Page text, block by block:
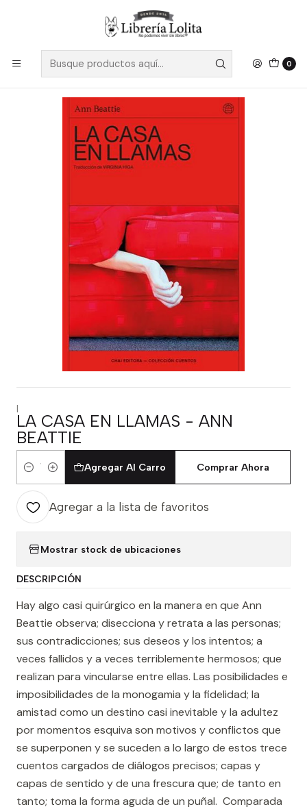
0
Despacho a todo Chile
La Casa En Llamas - Ann Beattie
|
LA CASA EN LLAMAS - ANN
BEATTIE
Cantidad
Agregar Al Carro Comprar Ahora
Agregar a la lista de favoritos
Mostrar stock de ubicaciones
DESCRIPCIÓN
Hay algo casi quirúrgico en la manera en que Ann
Beattie observa; disecciona y retrata a las personas;
sus contradicciones; sus deseos y los intentos; a
veces fallidos y a veces terriblemente hermosos; que
realizan para vincularse entre ellas. Las posibilidades e
imposibilidades de la monogamia y la fidelidad; la
amistad como un destino casi inevitable y la adultez
por momentos esquiva son motivos y conflictos que
se superponen y se suceden a lo largo de estos trece
cuentos cargados de diálogos precisos; capas y
capas de sentido y de una frescura que; de tanto en
tanto; toma la forma aguda de un puñal. Comparada